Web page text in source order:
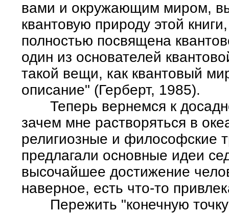
вами и окружающим миром,
квантовую природу этой
полностью посвящена
один из основателей
такой вещи, как квантовый
описание" (Герберт, 1985).
Теперь вернемся к
зачем мне растворяться в
религиозные и философские
предлагали основные идеи
высочайшее достижение
наверное, есть что-то
Пережить "конечную точку"